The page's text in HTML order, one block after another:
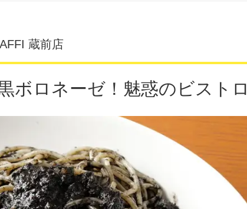
蔵前店
ボロネーゼ！魅惑のビストロ